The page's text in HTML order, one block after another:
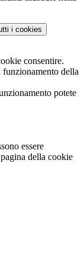
i cookies
consentire.
della
potete
essere
della cookie